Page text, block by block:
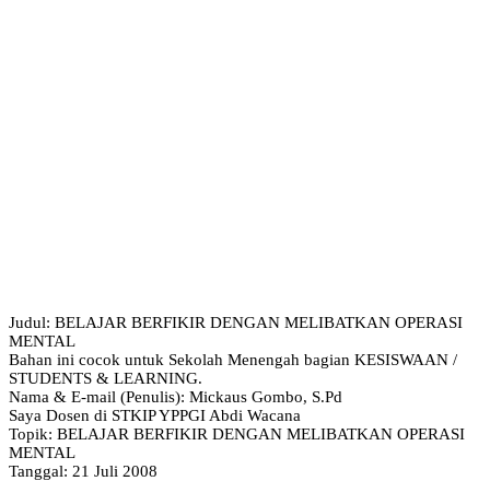
Judul: BELAJAR BERFIKIR DENGAN MELIBATKAN OPERASI
MENTAL
Bahan ini cocok untuk Sekolah Menengah bagian KESISWAAN /
STUDENTS & LEARNING.
Nama & E-mail (Penulis): Mickaus Gombo, S.Pd
Saya Dosen di STKIP YPPGI Abdi Wacana
Topik: BELAJAR BERFIKIR DENGAN MELIBATKAN OPERASI
MENTAL
Tanggal: 21 Juli 2008